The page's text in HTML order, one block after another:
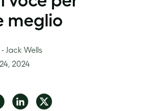
meglio
Jack Wells
2024
Share Share